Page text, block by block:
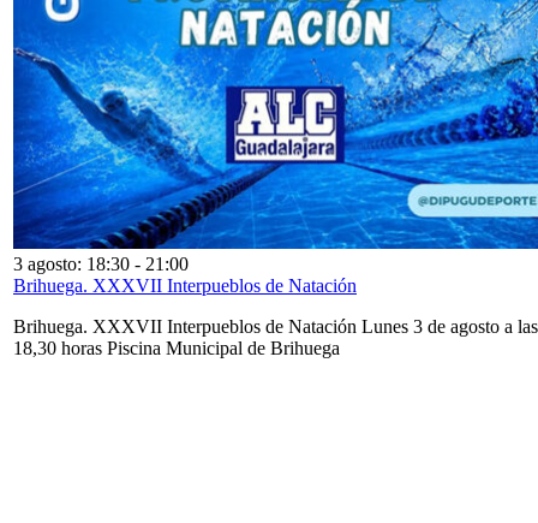
3 agosto: 18:30 - 21:00
Brihuega. XXXVII Interpueblos de Natación
Brihuega. XXXVII Interpueblos de Natación Lunes 3 de agosto a las
18,30 horas Piscina Municipal de Brihuega